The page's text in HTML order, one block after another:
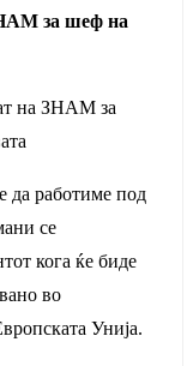
за шеф на
на ЗНАМ за
да работиме под
се
кога ќе биде
во
Унија.